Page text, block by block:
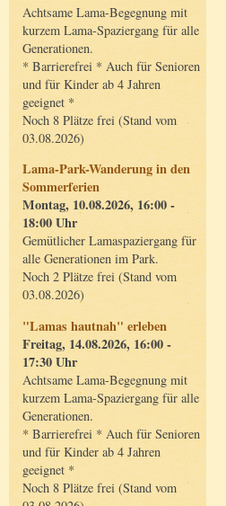
Achtsame Lama-Begegnung mit
kurzem Lama-Spaziergang für alle
Generationen.
* Barrierefrei * Auch für Senioren
und für Kinder ab 4 Jahren
geeignet *
Noch 8 Plätze frei (Stand vom
03.08.2026)
Lama-Park-Wanderung in den
Sommerferien
Montag, 10.08.2026, 16:00 -
18:00 Uhr
Gemütlicher Lamaspaziergang für
alle Generationen im Park.
Noch 2 Plätze frei (Stand vom
03.08.2026)
"Lamas hautnah" erleben
Freitag, 14.08.2026, 16:00 -
17:30 Uhr
Achtsame Lama-Begegnung mit
kurzem Lama-Spaziergang für alle
Generationen.
* Barrierefrei * Auch für Senioren
und für Kinder ab 4 Jahren
geeignet *
Noch 8 Plätze frei (Stand vom